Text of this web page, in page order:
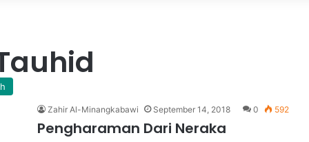
Zahir Al-Minangkabawi September 14, 2018 0 592
Pengharaman Dari Neraka